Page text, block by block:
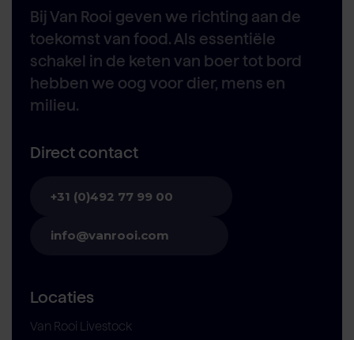
Bij Van Rooi geven we richting aan de
toekomst van food. Als essentiële
schakel in de keten van boer tot bord
hebben we oog voor dier, mens en
milieu.
Direct contact
+31 (0)492 77 99 00
info@vanrooi.com
Locaties
Van Rooi Livestock